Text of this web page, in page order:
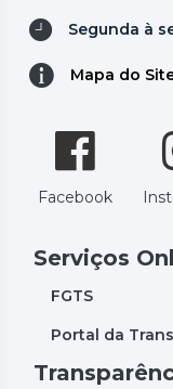
Segunda à
Mapa do
Facebook
Serviços
FGTS
Portal da